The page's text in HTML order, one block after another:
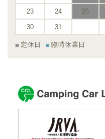
23 24 25
30 31
定休日 臨時休業日